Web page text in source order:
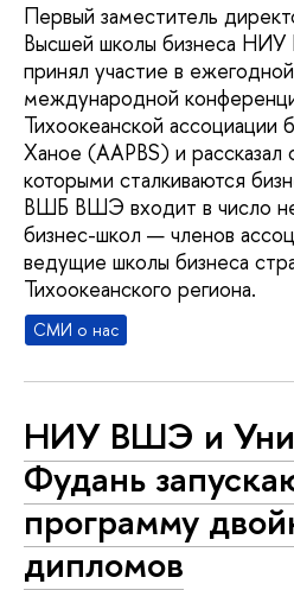
Первый заместитель
Высшей школы бизнеса
принял участие в
международной
Тихоокеанской ассоциации
Ханое (AAPBS) и рассказал
которыми сталкиваются
ВШБ ВШЭ входит в число
бизнес-школ — членов
ведущие школы бизнеса
Тихоокеанского региона.
СМИ о нас
НИУ ВШЭ и
Фудань
программу
дипломов